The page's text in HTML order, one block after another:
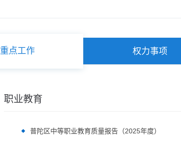
重点工作 权力事项
职业教育
普陀区中等职业教育质量报告（2025年度）